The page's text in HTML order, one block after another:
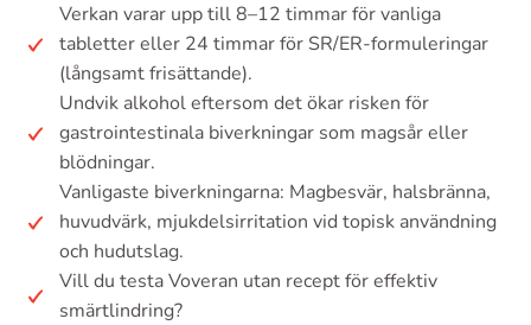
Verkan varar upp till 8–12 timmar för vanliga
tabletter eller 24 timmar för SR/ER-formuleringar
(långsamt frisättande).
Undvik alkohol eftersom det ökar risken för
gastrointestinala biverkningar som magsår eller
blödningar.
Vanligaste biverkningarna: Magbesvär, halsbränna,
huvudvärk, mjukdelsirritation vid topisk användning
och hudutslag.
Vill du testa Voveran utan recept för effektiv
smärtlindring?